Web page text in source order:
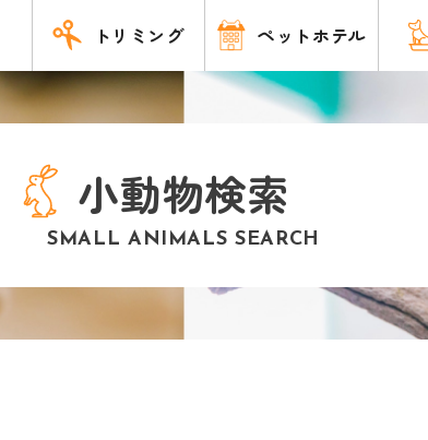
トリミング ペットホテル
小動物検索
SMALL ANIMALS SEARCH